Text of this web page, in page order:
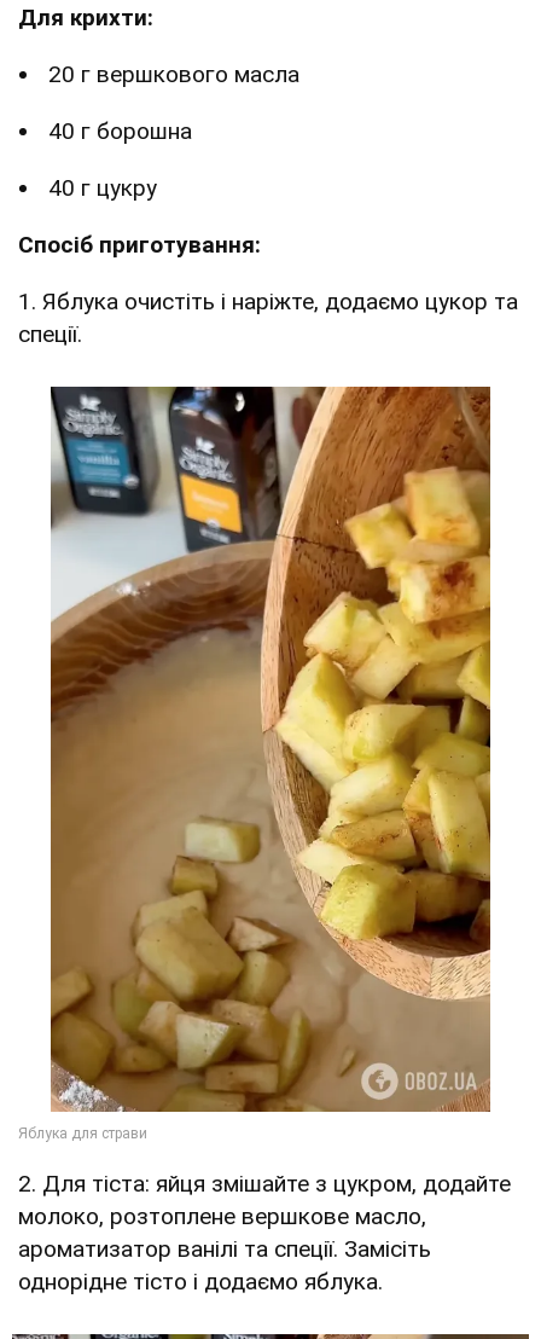
Для крихти:
20 г вершкового масла
40 г борошна
40 г цукру
Спосіб приготування:
1. Яблука очистіть і наріжте, додаємо цукор та
спеції.
2. Для тіста: яйця змішайте з цукром, додайте
молоко, розтоплене вершкове масло,
ароматизатор ванілі та спеції. Замісіть
однорідне тісто і додаємо яблука.